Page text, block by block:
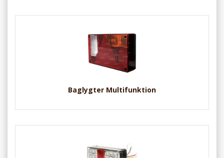
Baglygter Multifunktion